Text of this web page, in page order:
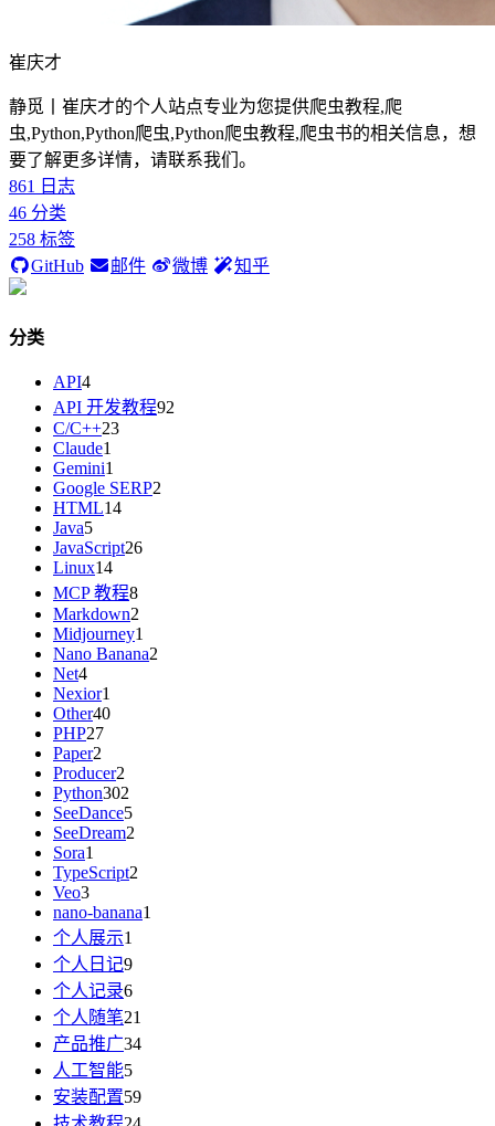
崔庆才
静觅丨崔庆才的个人站点专业为您提供爬虫教程,爬
虫,Python,Python爬虫,Python爬虫教程,爬虫书的相关信息，想
要了解更多详情，请联系我们。
861
日志
46 分类
258 标签
GitHub
邮件 微博 知乎
分类
API4
API 开发教程92
C/C++23
Claude1
Gemini1
Google SERP2
HTML14
Java5
JavaScript26
Linux14
MCP 教程8
Markdown2
Midjourney1
Nano Banana2
Net4
Nexior1
Other40
PHP27
Paper2
Producer2
Python302
SeeDance5
SeeDream2
Sora1
TypeScript2
Veo3
nano-banana1
个人展示1
个人日记9
个人记录6
个人随笔21
产品推广34
人工智能5
安装配置59